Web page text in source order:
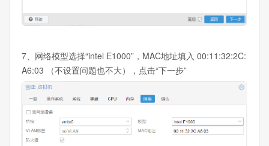
7、网络模型选择“intel E1000”，MAC地址填入 00:11:32:2C:
A6:03 （不设置问题也不大），点击“下一步”